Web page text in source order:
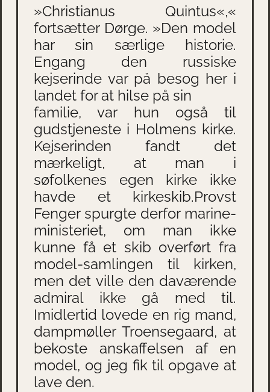
»Christianus Quintus«,«
fortsætter Dørge. »Den model
har sin særlige historie.
Engang den russiske
kejserinde var pả besog her i
landet for at hilse på sin
familie, var hun også til
gudstjeneste i Holmens kirke.
Kejserinden fandt det
mærkeligt, at man i
søfolkenes egen kirke ikke
havde et kirkeskib.Provst
Fenger spurgte derfor marine-
ministeriet, om man ikke
kunne få et skib overført fra
model-samlingen til kirken,
men det ville den daværende
admiral ikke gå med til.
Imidlertid lovede en rig mand,
dampmøller Troensegaard, at
bekoste anskaffelsen af en
model, og jeg fik til opgave at
lave den.